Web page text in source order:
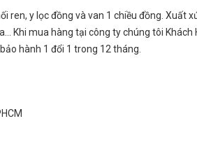
ren, y lọc đồng và van 1 chiều đồng. Xuất
Khi mua hàng tại công ty chúng tôi Khách
hành 1 đổi 1 trong 12 tháng.